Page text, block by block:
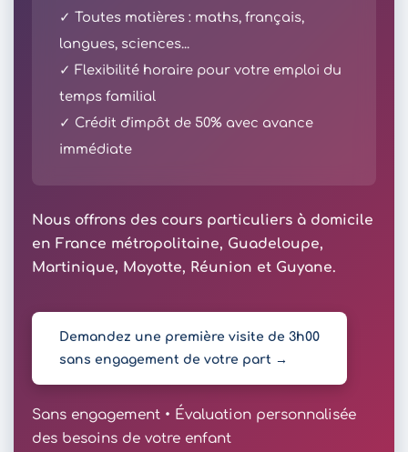
✓ Toutes matières : maths, français,
langues, sciences...
✓ Flexibilité horaire pour votre emploi du
temps familial
✓ Crédit d'impôt de 50% avec avance
immédiate
Nous offrons des cours particuliers à domicile
en France métropolitaine, Guadeloupe,
Martinique, Mayotte, Réunion et Guyane.
Demandez une première visite de 3h00
sans engagement de votre part →
Sans engagement • Évaluation personnalisée
des besoins de votre enfant